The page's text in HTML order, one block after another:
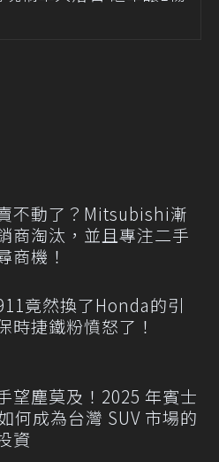
不動了？Mitsubishi漸
商淘汰，並且專注二手
商機！
竟然換了Honda的引
時捷鐵粉憤怒了！
望塵莫及！2025 年賓士
何成為台灣 SUV 市場的
資